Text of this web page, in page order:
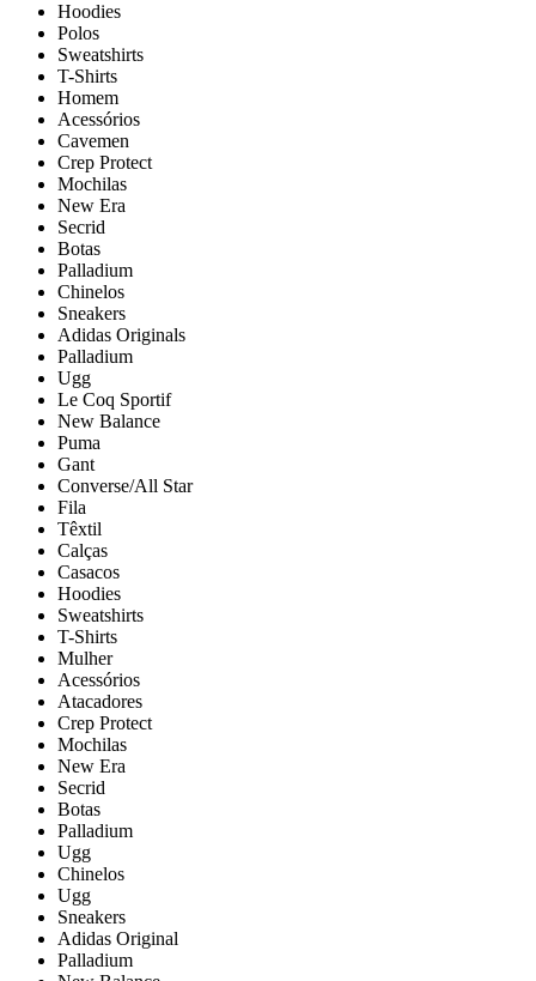
Hoodies
Polos
Sweatshirts
T-Shirts
Homem
Acessórios
Cavemen
Crep Protect
Mochilas
New Era
Secrid
Botas
Palladium
Chinelos
Sneakers
Adidas Originals
Palladium
Ugg
Le Coq Sportif
New Balance
Puma
Gant
Converse/All Star
Fila
Têxtil
Calças
Casacos
Hoodies
Sweatshirts
T-Shirts
Mulher
Acessórios
Atacadores
Crep Protect
Mochilas
New Era
Secrid
Botas
Palladium
Ugg
Chinelos
Ugg
Sneakers
Adidas Original
Palladium